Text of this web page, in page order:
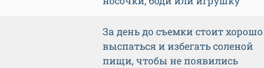
За день до съемки стоит хорошо
выспаться и избегать соленой
пищи, чтобы не появились